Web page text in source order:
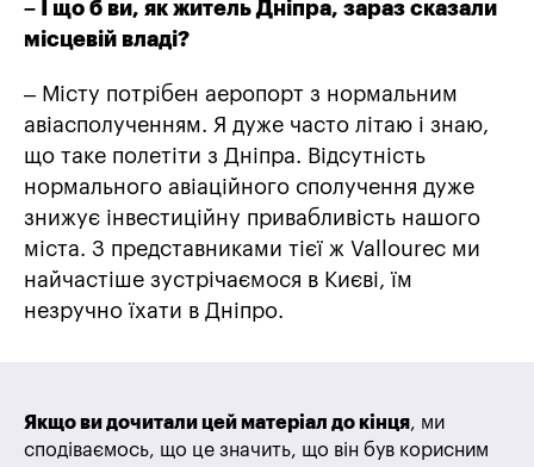
– І що б ви, як житель Дніпра, зараз сказали
місцевій владі?
– Місту потрібен аеропорт з нормальним
авіасполученням. Я дуже часто літаю і знаю,
що таке полетіти з Дніпра. Відсутність
нормального авіаційного сполучення дуже
знижує інвестиційну привабливість нашого
міста. З представниками тієї ж Vallourec ми
найчастіше зустрічаємося в Києві, їм
незручно їхати в Дніпро.
Якщо ви дочитали цей матеріал до кінця, ми
сподіваємось, що це значить, що він був корисним